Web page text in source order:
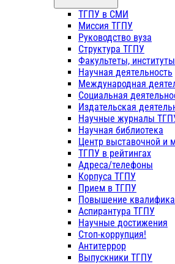
ТГПУ в СМИ
Миссия ТГПУ
Руководство вуза
Структура ТГПУ
Факультеты, институты
Научная деятельность
Международная
Социальная
Издательская
Научные журналы
Научная библиотека
Центр выставочной и
ТГПУ в рейтингах
Адреса/телефоны
Корпуса ТГПУ
Прием в ТГПУ
Повышение
Аспирантура ТГПУ
Научные достижения
Стоп-коррупция!
Антитеррор
Выпускники ТГПУ